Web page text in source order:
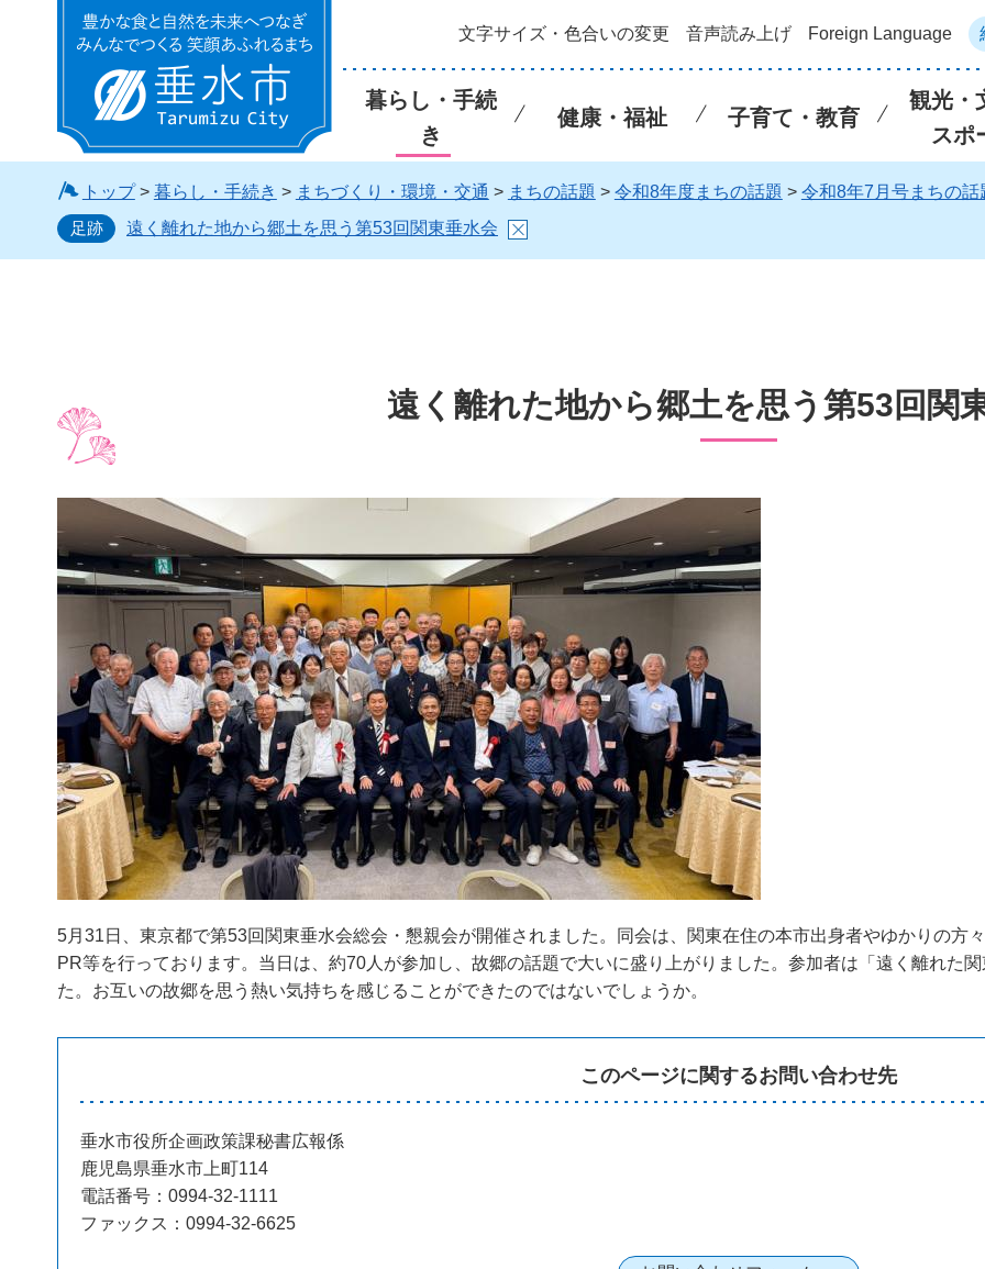
垂水市 文字サイズ・色合いの変更 音声読み上げ Foreign Language
暮らし・手続
き
健康・福祉 子育て・教育
観光・
スポ
トップ> 暮らし・手続き > まちづくり・環境・交通 > まちの話題 > 令和8年度まちの話題 > 令和8年7月号まちの話
足跡
遠く離れた地から郷土を思う第53回関東垂水会
遠く離れた地から郷土を思う第53回関
5月31日、東京都で第53回関東垂水会総会・懇親会が開催されました。同会は、関東在住の本市出身者やゆかりの方
PR等を行っております。当日は、約70人が参加し、故郷の話題で大いに盛り上がりました。参加者は「遠く離れた
た。お互いの故郷を思う熱い気持ちを感じることができたのではないでしょうか。
このページに関するお問い合わせ先
垂水市役所企画政策課秘書広報係
鹿児島県垂水市上町114
電話番号：0994-32-1111
ファックス：0994-32-6625